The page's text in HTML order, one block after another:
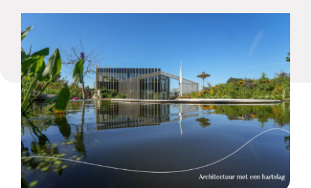
Projecten
Over ons
Contact